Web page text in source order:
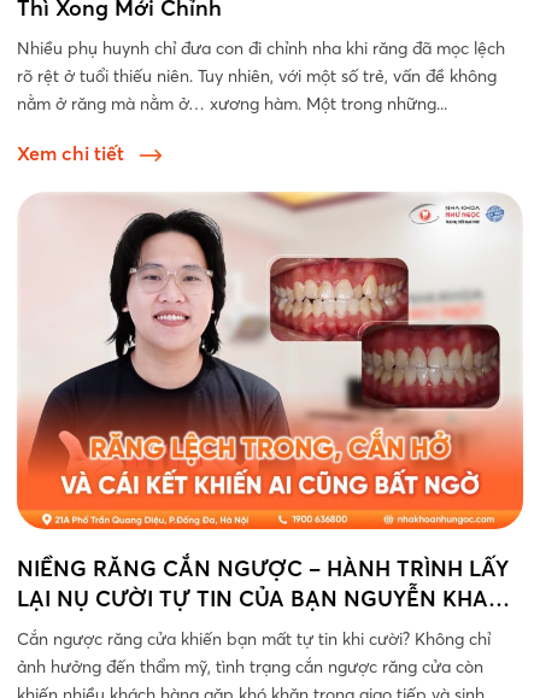
Thì Xong Mới Chỉnh
Nhiều phụ huynh chỉ đưa con đi chỉnh nha khi răng đã mọc lệch
rõ rệt ở tuổi thiếu niên. Tuy nhiên, với một số trẻ, vấn đề không
nằm ở răng mà nằm ở… xương hàm. Một trong những...
Xem chi tiết
NIỀNG RĂNG CẮN NGƯỢC – HÀNH TRÌNH LẤY
LẠI NỤ CƯỜI TỰ TIN CỦA BẠN NGUYỄN KHANG
AN
Cắn ngược răng cửa khiến bạn mất tự tin khi cười? Không chỉ
ảnh hưởng đến thẩm mỹ, tình trạng cắn ngược răng cửa còn